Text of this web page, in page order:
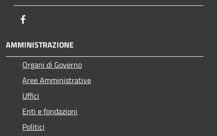
AMMINISTRAZIONE
Organi di Governo
Aree Amministrative
Uffici
Enti e fondazioni
Politici